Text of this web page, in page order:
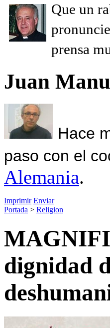
Que un
prensa
Juan
Hace
paso con el
Alemania.
Imprimir Enviar
Portada > Religion
dignidad